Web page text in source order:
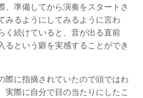
、準備してから演奏をスタートさ
みるようにしてみるように言わ
く続けていると、音が出る直前
るという癖を実感することができ
際に指摘されていたので頭ではわ
実際に自分で目の当たりにしたこ